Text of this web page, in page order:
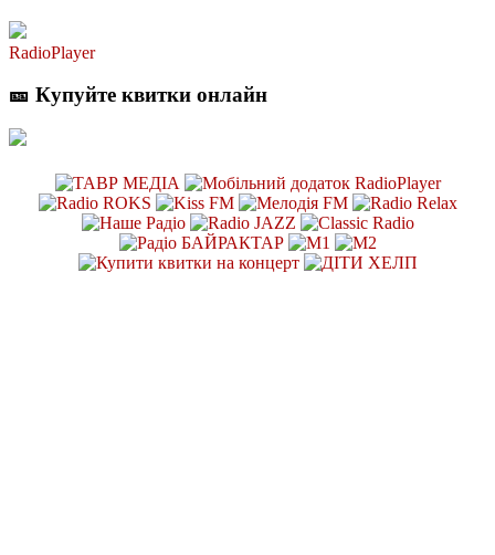
RadioPlayer
🎫 Купуйте квитки онлайн